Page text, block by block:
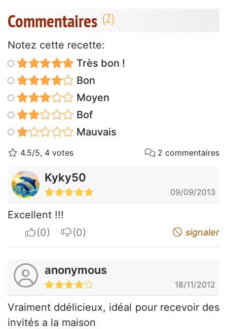
Commentaires
Notez cette recette:
Très bon !
Bon
Moyen
Bof
Mauvais
4.5/5, 4 votes 2 commentaires
Kyky50
09/09/2013
Excellent !!!
I apreciateI do not appreciate signaler
anonymous
18/11/2012
Vraiment ddélicieux, idéal pour recevoir des
invités a la maison